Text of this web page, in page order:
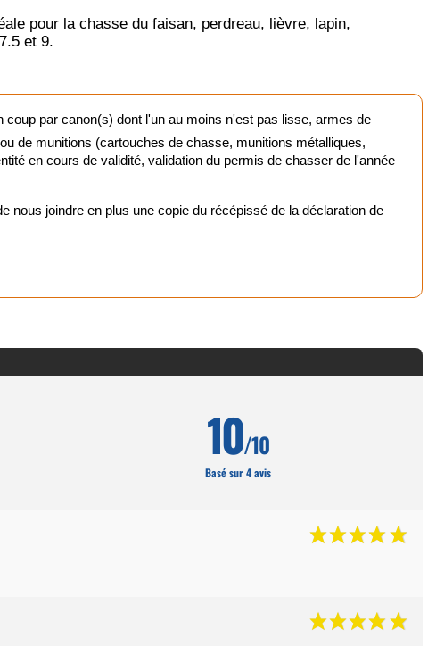
thermique
points rouges
optiques
de chasse
pour la chasse du faisan, perdreau, lièvre, lapin,
et 9.
par canon(s) dont l'un au moins n'est pas lisse, armes de
de munitions (cartouches de chasse, munitions métalliques,
en cours de validité, validation du permis de chasser de l'année
joindre en plus une copie du récépissé de la déclaration de
10/10
Basé sur 4 avis